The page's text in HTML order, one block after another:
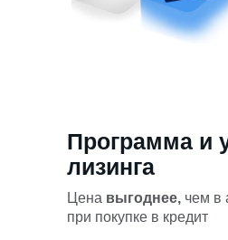
Программа и
лизинга
Цена выгоднее, чем в
при покупке в кредит